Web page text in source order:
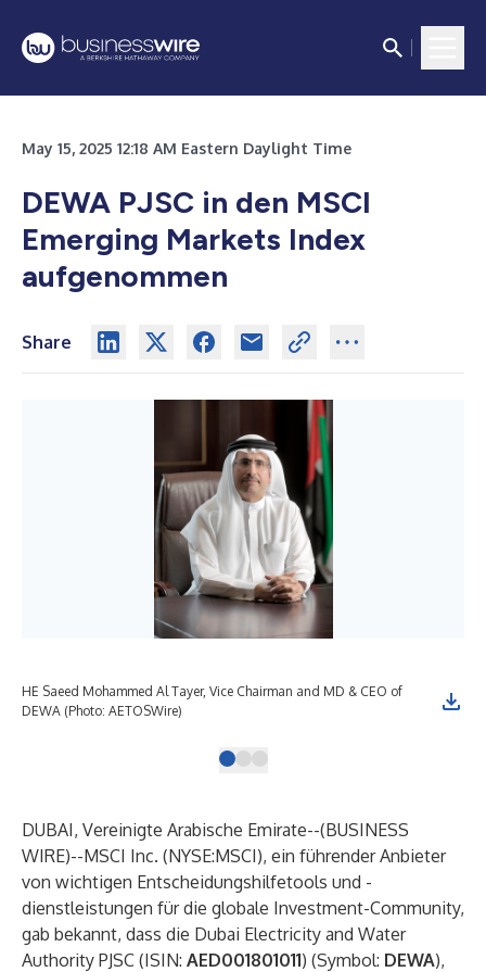
May 15, 2025 12:18 AM Eastern Daylight Time
DEWA PJSC in den MSCI
Emerging Markets Index
aufgenommen
Share
HE Saeed Mohammed Al Tayer, Vice Chairman and MD & CEO of
DEWA (Photo: AETOSWire)
DUBAI, Vereinigte Arabische Emirate--(BUSINESS
WIRE)--MSCI Inc. (NYSE:MSCI), ein führender Anbieter
von wichtigen Entscheidungshilfetools und -
dienstleistungen für die globale Investment-Community,
gab bekannt, dass die Dubai Electricity and Water
Authority PJSC (ISIN: AED001801011) (Symbol: DEWA),